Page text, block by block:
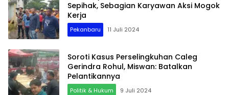
Sepihak, Sebagian Karyawan Aksi Mogok
Kerja
Pekanbaru 11 Juli 2024
Soroti Kasus Perselingkuhan Caleg
Gerindra Rohul, Miswan: Batalkan
Pelantikannya
Politik & Hukum 9 Juli 2024